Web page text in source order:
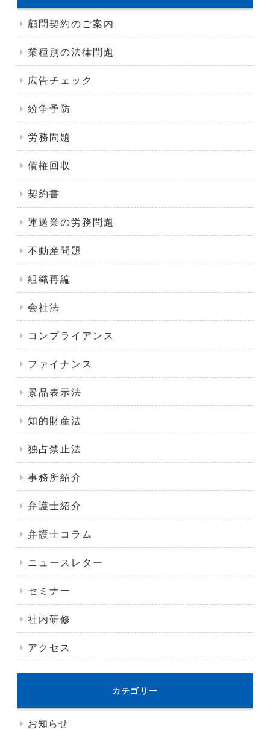
顧問契約のご案内
業種別の法律問題
広告チェック
紛争予防
労務問題
債権回収
契約書
運送業の労務問題
不動産問題
組織再編
会社法
コンプライアンス
ファイナンス
景品表示法
知的財産法
独占禁止法
事務所紹介
弁護士紹介
弁護士コラム
ニュースレター
セミナー
社内研修
アクセス
カテゴリー
お知らせ